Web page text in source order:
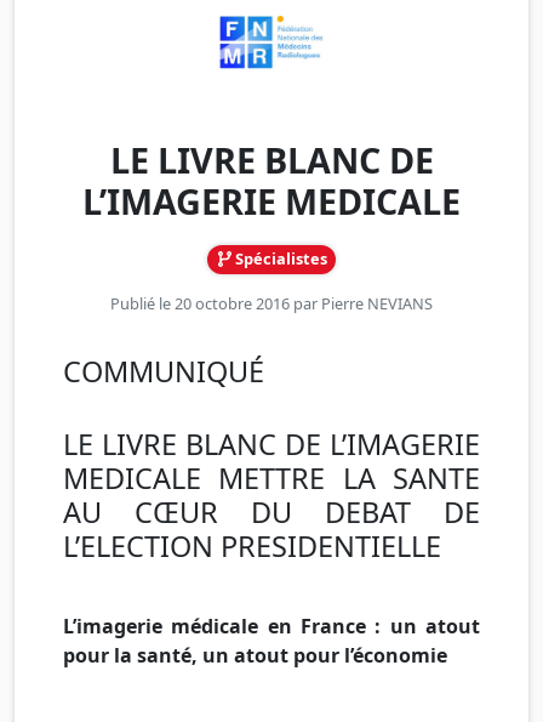
LE LIVRE BLANC DE
L’IMAGERIE MEDICALE
Spécialistes
Publié le 20 octobre 2016 par Pierre NEVIANS
COMMUNIQUÉ
LE LIVRE BLANC DE L’IMAGERIE
MEDICALE METTRE LA SANTE
AU CŒUR DU DEBAT DE
L’ELECTION PRESIDENTIELLE
L’imagerie médicale en France : un atout
pour la santé, un atout pour l’économie